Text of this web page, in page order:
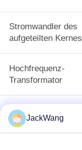
Stromwandler des
aufgeteilten Kernes
Hochfrequenz-
Transformator
BAD Energie-
InduktorJackWang